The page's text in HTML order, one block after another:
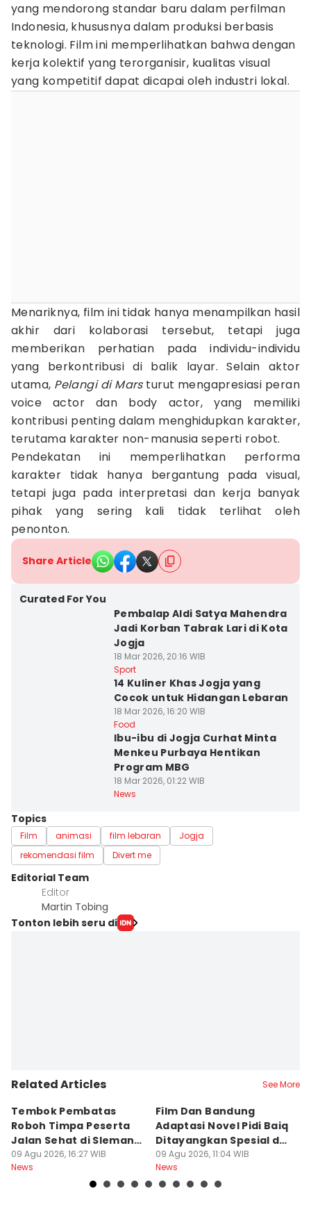
yang mendorong standar baru dalam perfilman
Indonesia, khususnya dalam produksi berbasis
teknologi. Film ini memperlihatkan bahwa dengan
kerja kolektif yang terorganisir, kualitas visual
yang kompetitif dapat dicapai oleh industri lokal.
Menariknya, film ini tidak hanya menampilkan hasil
akhir dari kolaborasi tersebut, tetapi juga
memberikan perhatian pada individu-individu
yang berkontribusi di balik layar. Selain aktor
utama, Pelangi di Marsturut mengapresiasi peran
voice actor dan body actor, yang memiliki
kontribusi penting dalam menghidupkan karakter,
terutama karakter non-manusia seperti robot.
Pendekatan ini memperlihatkan performa
karakter tidak hanya bergantung pada visual,
tetapi juga pada interpretasi dan kerja banyak
pihak yang sering kali tidak terlihat oleh
penonton.
Share Article
Curated For You
Pembalap Aldi Satya Mahendra
Jadi Korban Tabrak Lari di Kota
Jogja
18 Mar 2026, 20:16 WIB
Sport
14 Kuliner Khas Jogja yang
Cocok untuk Hidangan Lebaran
18 Mar 2026, 16:20 WIB
Food
Ibu-ibu di Jogja Curhat Minta
Menkeu Purbaya Hentikan
Program MBG
18 Mar 2026, 01:22 WIB
News
Topics
Film animasi film lebaran
Jogja
rekomendasi film
Divert me
Editorial Team
Editor
Martin Tobing
Tonton lebih seru di
Related Articles See More
Tembok Pembatas
Roboh Timpa Peserta
Jalan Sehat di Sleman,
10 Orang Luka
09 Agu 2026, 16:27 WIB
News
Film Dan Bandung
Adaptasi Novel Pidi Baiq
Ditayangkan Spesial di
Jogja
09 Agu 2026, 11:04 WIB
News